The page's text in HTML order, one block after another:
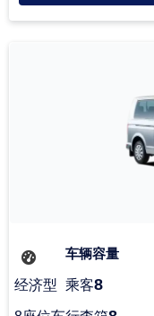
经济型
车辆容量
乘客8